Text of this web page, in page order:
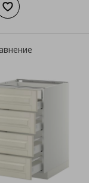
στο καλάθι
Добави към